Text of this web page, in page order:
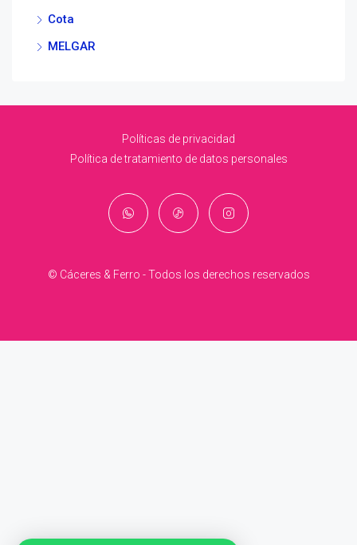
Cota
MELGAR
Políticas de privacidad
Política de tratamiento de datos personales
© Cáceres & Ferro - Todos los derechos reservados